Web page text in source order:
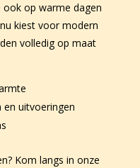
op warme dagen
kiest voor modern
volledig op maat
en uitvoeringen
Kom langs in onze